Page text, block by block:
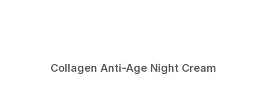
Collagen Anti-Age Night Cream